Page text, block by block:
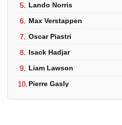
5. Lando Norris
6. Max Verstappen
7. Oscar Piastri
8. Isack Hadjar
9. Liam Lawson
10.Pierre Gasly